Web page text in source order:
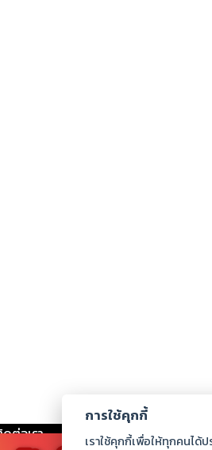
ต่อเรา ร่วมงานกับเรา ด
การใช้คุกกี้
เราใช้คุกกี้เพื่อให้ทุกคนได้